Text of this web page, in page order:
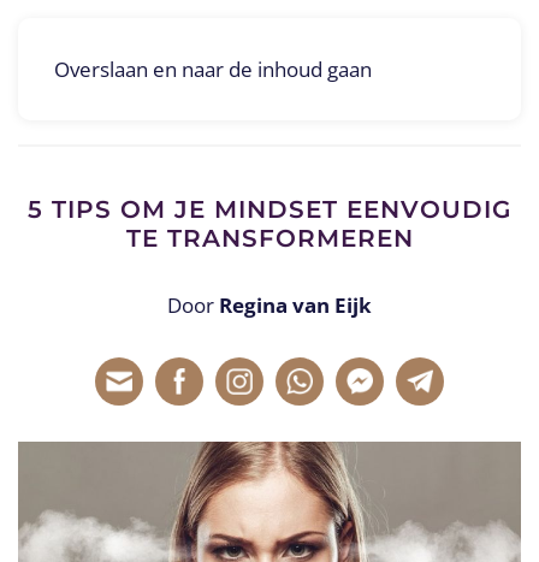
Overslaan en naar de inhoud gaan
5 TIPS OM JE MINDSET EENVOUDIG
TE TRANSFORMEREN
Door Regina van Eijk